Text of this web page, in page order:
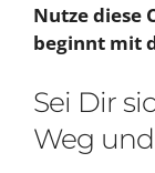
Nutze diese
beginnt mit
Sei Dir
Weg